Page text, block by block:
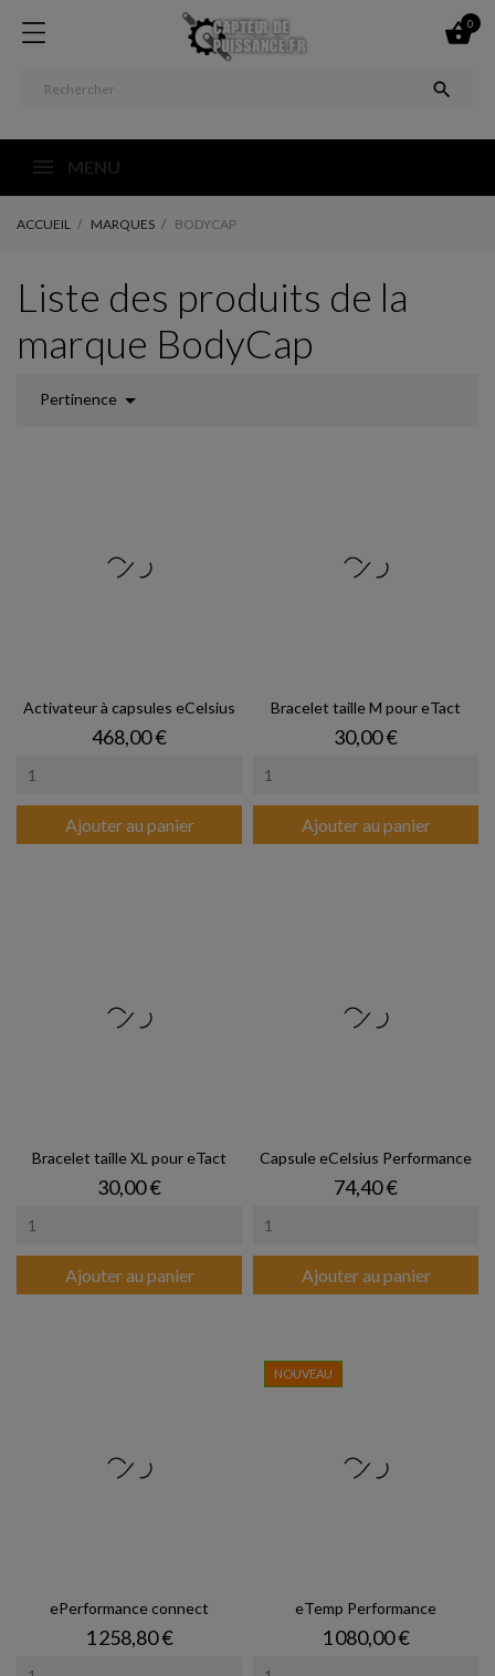

0

MENU
ACCUEIL MARQUES BODYCAP
Liste des produits de la
marque BodyCap
Pertinence 
Activateur à capsules eCelsius
Prix
468,00 €
Ajouter au panier
Bracelet taille M pour eTact
Prix
30,00 €
Ajouter au panier
Bracelet taille XL pour eTact
Prix
30,00 €
Ajouter au panier
Capsule eCelsius Performance
Prix
74,40 €
Ajouter au panier
ePerformance connect
Prix
1 258,80 €
eTemp Performance
Prix
1 080,00 €
NOUVEAU